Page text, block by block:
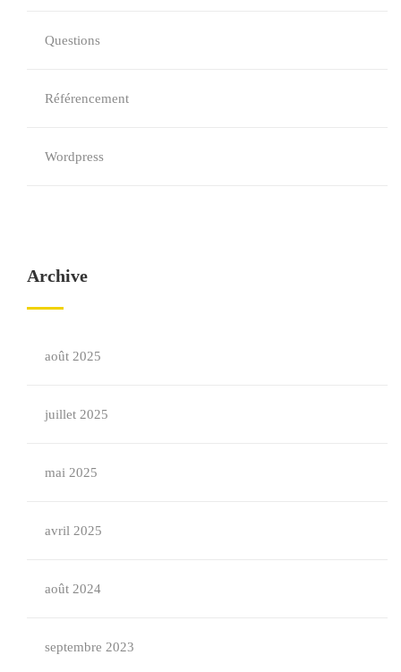
Questions
Référencement
Wordpress
Archive
août 2025
juillet 2025
mai 2025
avril 2025
août 2024
septembre 2023